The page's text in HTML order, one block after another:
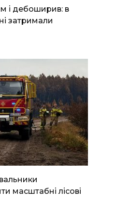
і дебоширив: в
затримали
масштабні лісові